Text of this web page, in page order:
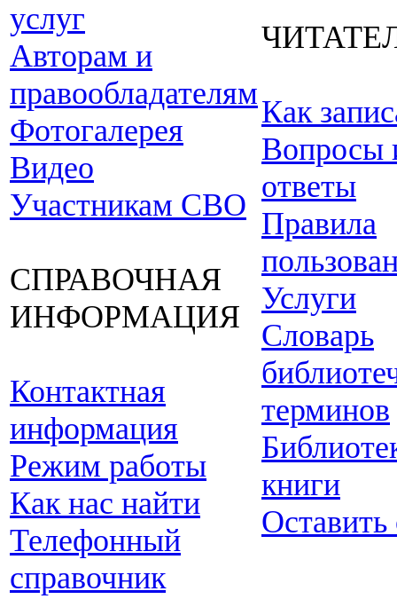
услуг
Авторам и
правообладателям
Фотогалерея
Видео
Участникам СВО
СПРАВОЧНАЯ
ИНФОРМАЦИЯ
Контактная
информация
Режим работы
Как нас найти
Телефонный
справочник
Как
Вопросы
ответы
Правила
Услуги
Словарь
терминов
книги
Оставить